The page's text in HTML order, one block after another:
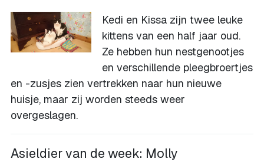
Kedi en Kissa zijn twee leuke
kittens van een half jaar oud.
Ze hebben hun nestgenootjes
en verschillende pleegbroertjes
en -zusjes zien vertrekken naar hun nieuwe
huisje, maar zij worden steeds weer
overgeslagen.
Asieldier van de week: Molly